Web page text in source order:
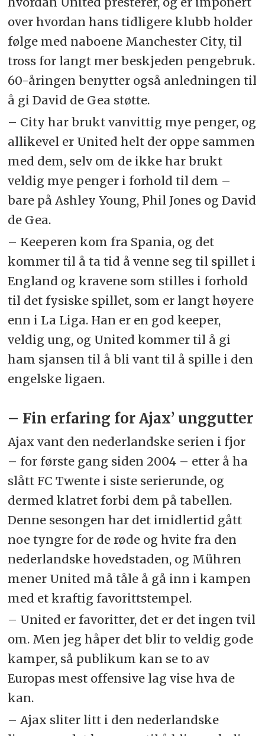
over hvordan hans tidligere klubb holder
følge med naboene Manchester City, til
tross for langt mer beskjeden pengebruk.
60-åringen benytter også anledningen til
å gi David de Gea støtte.
– City har brukt vanvittig mye penger, og
allikevel er United helt der oppe sammen
med dem, selv om de ikke har brukt
veldig mye penger i forhold til dem –
bare på Ashley Young, Phil Jones og David
de Gea.
– Keeperen kom fra Spania, og det
kommer til å ta tid å venne seg til spillet i
England og kravene som stilles i forhold
til det fysiske spillet, som er langt høyere
enn i La Liga. Han er en god keeper,
veldig ung, og United kommer til å gi
ham sjansen til å bli vant til å spille i den
engelske ligaen.
– Fin erfaring for Ajax’ unggutter
Ajax vant den nederlandske serien i fjor
– for første gang siden 2004 – etter å ha
slått FC Twente i siste serierunde, og
dermed klatret forbi dem på tabellen.
Denne sesongen har det imidlertid gått
noe tyngre for de røde og hvite fra den
nederlandske hovedstaden, og Mühren
mener United må tåle å gå inn i kampen
med et kraftig favorittstempel.
– United er favoritter, det er det ingen tvil
om. Men jeg håper det blir to veldig gode
kamper, så publikum kan se to av
Europas mest offensive lag vise hva de
kan.
– Ajax sliter litt i den nederlandske